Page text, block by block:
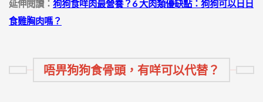
延伸閱讀： 狗狗食咩肉最營養？6 大肉類優缺點：狗狗可以日日
食雞胸肉嗎？
唔畀狗狗食骨頭，有咩可以代替？